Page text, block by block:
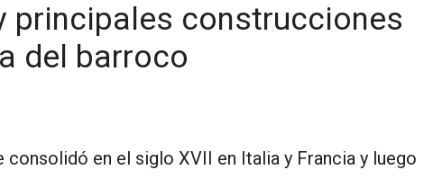
principales construcciones
del barroco
en el siglo XVII en Italia y Francia y luego